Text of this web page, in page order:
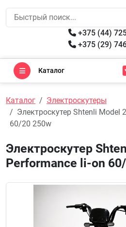
+375 (44)
+375 (29)
Каталог
Каталог
Электроскутеры
Электроскутер Shtenli Model
60/20 250w
Электроскутер
Performance li-on